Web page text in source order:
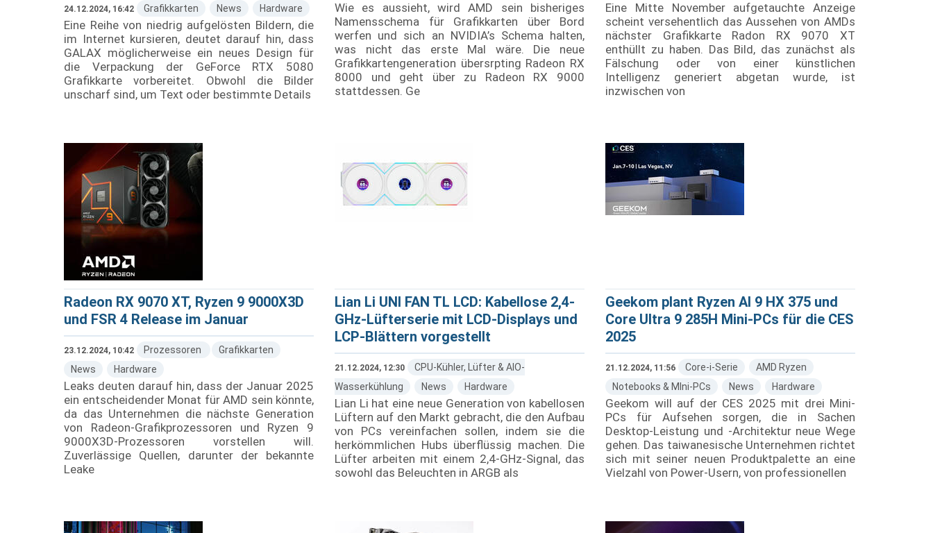
24.12.2024, 16:42 Grafikkarten News Hardware
Eine Reihe von niedrig aufgelösten Bildern, die
im Internet kursieren, deutet darauf hin, dass
GALAX möglicherweise ein neues Design für
die Verpackung der GeForce RTX 5080
Grafikkarte vorbereitet. Obwohl die Bilder
unscharf sind, um Text oder bestimmte Details
Wie es aussieht, wird AMD sein bisheriges
Namensschema für Grafikkarten über Bord
werfen und sich an NVIDIA’s Schema halten,
was nicht das erste Mal wäre. Die neue
Grafikkartengeneration übersrpting Radeon RX
8000 und geht über zu Radeon RX 9000
stattdessen. Ge
Eine Mitte November aufgetauchte Anzeige
scheint versehentlich das Aussehen von AMDs
nächster Grafikkarte Radon RX 9070 XT
enthüllt zu haben. Das Bild, das zunächst als
Fälschung oder von einer künstlichen
Intelligenz generiert abgetan wurde, ist
inzwischen von
Radeon RX 9070 XT, Ryzen 9 9000X3D
und FSR 4 Release im Januar
23.12.2024, 10:42 Prozessoren
Grafikkarten
News
Hardware
Leaks deuten darauf hin, dass der Januar 2025
ein entscheidender Monat für AMD sein könnte,
da das Unternehmen die nächste Generation
von Radeon-Grafikprozessoren und Ryzen 9
9000X3D-Prozessoren vorstellen will.
Zuverlässige Quellen, darunter der bekannte
Leake
Lian Li UNI FAN TL LCD: Kabellose 2,4-
GHz-Lüfterserie mit LCD-Displays und
LCP-Blättern vorgestellt
21.12.2024, 12:30
CPU-Kühler, Lüfter & AIO-
Wasserkühlung
News Hardware
Lian Li hat eine neue Generation von kabellosen
Lüftern auf den Markt gebracht, die den Aufbau
von PCs vereinfachen sollen, indem sie die
herkömmlichen Hubs überflüssig machen. Die
Lüfter arbeiten mit einem 2,4-GHz-Signal, das
sowohl das Beleuchten in ARGB als
Geekom plant Ryzen AI 9 HX 375 und
Core Ultra 9 285H Mini-PCs für die CES
2025
21.12.2024, 11:56 Core-i-Serie
AMD Ryzen
Notebooks & MIni-PCs
News Hardware
Geekom will auf der CES 2025 mit drei Mini-
PCs für Aufsehen sorgen, die in Sachen
Desktop-Leistung und -Architektur neue Wege
gehen. Das taiwanesische Unternehmen richtet
sich mit seiner neuen Produktpalette an eine
Vielzahl von Power-Usern, von professionellen